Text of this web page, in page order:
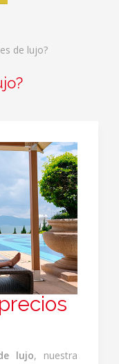
de lujo?
lujo, nuestra